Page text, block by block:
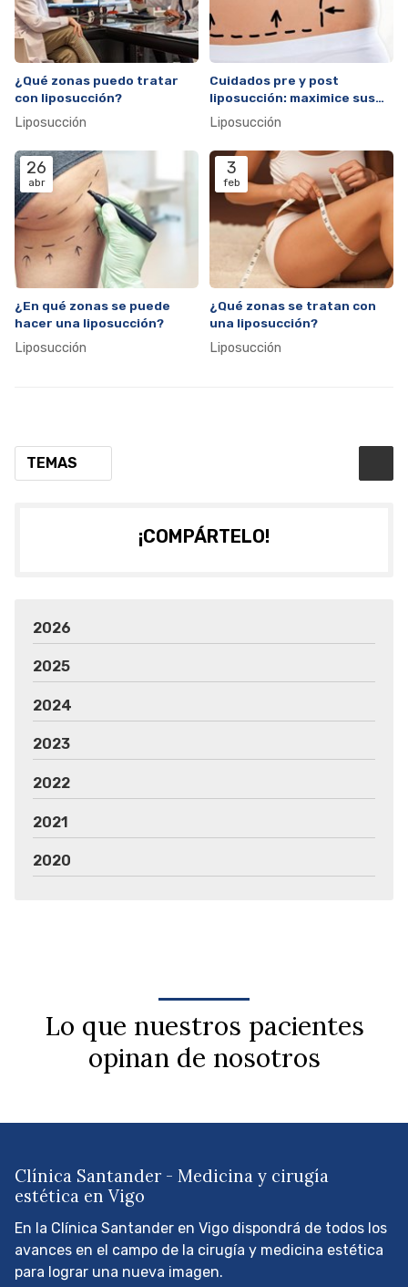
TEMAS
¿Qué zonas puedo tratar
con liposucción?
Liposucción
Cuidados pre y post
liposucción: maximice sus
resultados
Liposucción
26
abr
¿En qué zonas se puede
hacer una liposucción?
Liposucción
3
feb
¿Qué zonas se tratan con
una liposucción?
Liposucción
¡COMPÁRTELO!
2026
2025
2024
2023
2022
2021
2020
Lo que nuestros pacientes
opinan de nosotros
Clínica Santander - Medicina y cirugía
estética en Vigo
En la Clínica Santander en Vigo dispondrá de todos los
avances en el campo de la cirugía y medicina estética
para lograr una nueva imagen.